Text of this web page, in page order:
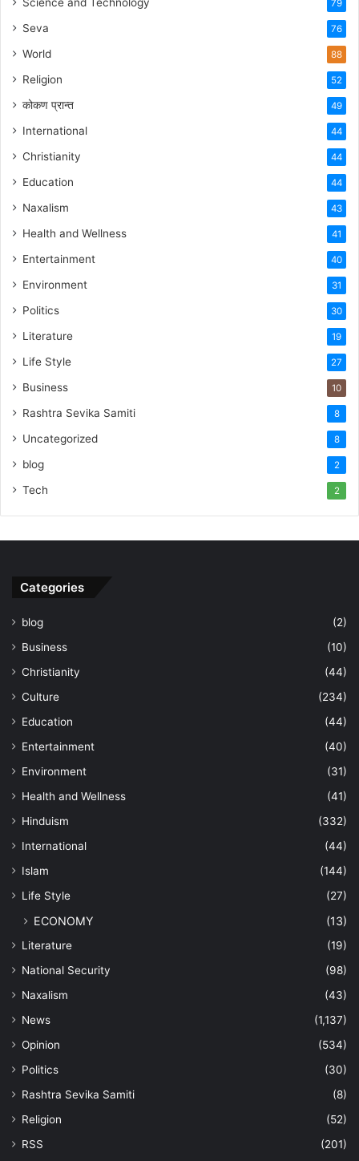
79
Seva 76
World 88
Religion 52
कोकण प्रान्त 49
International 44
Christianity 44
Education 44
Naxalism 43
Health and Wellness 41
Entertainment 40
Environment 31
Politics 30
Literature 19
Life Style 27
Business 10
Rashtra Sevika Samiti 8
Uncategorized 8
blog 2
Tech 2
Categories
blog
(2)
Business
(10)
Christianity
(44)
Culture
(234)
Education
(44)
Entertainment
(40)
Environment
(31)
Health and Wellness
(41)
Hinduism
(332)
International
(44)
Islam
(144)
Life Style
(27)
ECONOMY (13)
Literature
(19)
National Security
(98)
Naxalism
(43)
News
(1,137)
Opinion
(534)
Politics
(30)
Rashtra Sevika Samiti
(8)
Religion
(52)
RSS
(201)